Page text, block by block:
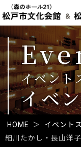
イベント
イベ
HOME ＞ イベント
細川たかし・長山洋